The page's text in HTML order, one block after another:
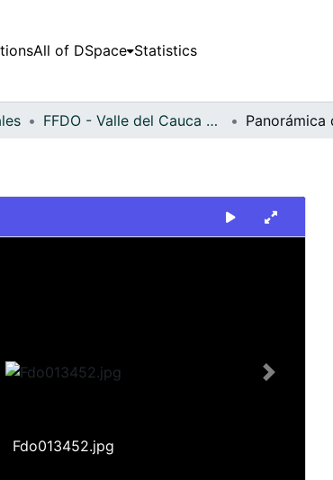
All of DSpace Statistics
FFDO - Valle del Cauca - Patrimonial
Fdo013452.jpg
Next